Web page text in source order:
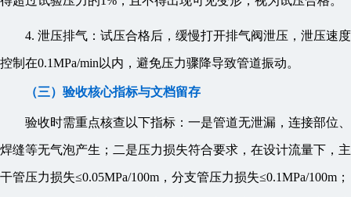
4. 泄压排气：试压合格后，缓慢打开排气阀泄压，泄压速度
控制在0.1MPa/min以内，避免压力骤降导致管道振动。
（三）验收核心指标与文档留存
验收时需重点核查以下指标：一是管道无泄漏，连接部位、
焊缝等无气泡产生；二是压力损失符合要求，在设计流量下，主
干管压力损失≤0.05MPa/100m，分支管压力损失≤0.1MPa/100m；